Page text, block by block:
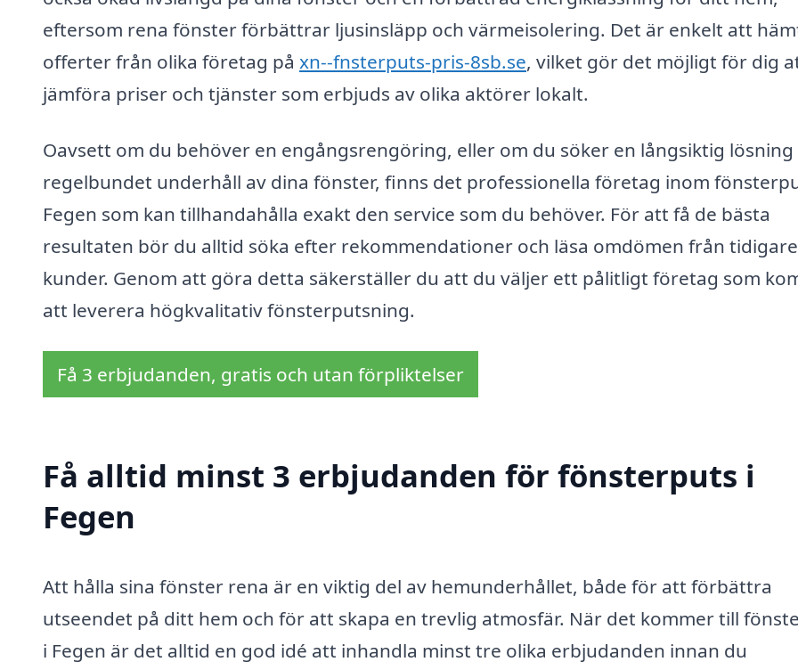
eftersom rena fönster förbättrar ljusinsläpp och värmeisolering. Det är enkelt att
offerter från olika företag på xn--fnsterputs-pris-8sb.se, vilket gör det möjligt för dig
jämföra priser och tjänster som erbjuds av olika aktörer lokalt.
Oavsett om du behöver en engångsrengöring, eller om du söker en långsiktig
regelbundet underhåll av dina fönster, finns det professionella företag inom
Fegen som kan tillhandahålla exakt den service som du behöver. För att få de bästa
resultaten bör du alltid söka efter rekommendationer och läsa omdömen från tidigare
kunder. Genom att göra detta säkerställer du att du väljer ett pålitligt företag som
att leverera högkvalitativ fönsterputsning.
Få 3 erbjudanden, gratis och utan förpliktelser
Få alltid minst 3 erbjudanden för fönsterputs i
Fegen
Att hålla sina fönster rena är en viktig del av hemunderhållet, både för att förbättra
utseendet på ditt hem och för att skapa en trevlig atmosfär. När det kommer till
i Fegen är det alltid en god idé att inhandla minst tre olika erbjudanden innan du